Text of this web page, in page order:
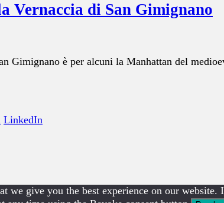
Vernaccia di San Gimignano
Gimignano è per alcuni la Manhattan del
LinkedIn
we give you the best experience on our